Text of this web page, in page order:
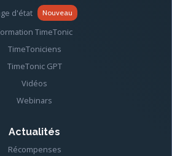
d'état
Nouveau
TimeTonic
TimeToniciens
TimeTonic GPT
Vidéos
Webinars
Actualités
Récompenses